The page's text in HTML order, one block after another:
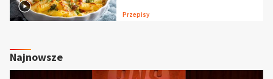
Przepisy
Najnowsze